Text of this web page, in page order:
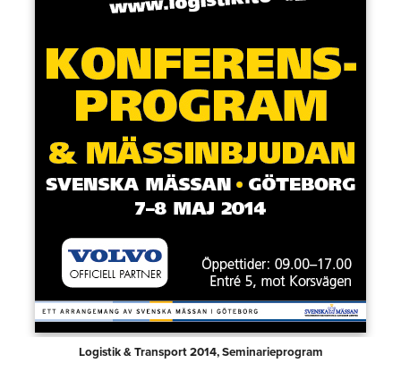
Logistik & Transport 2014, Seminarieprogram